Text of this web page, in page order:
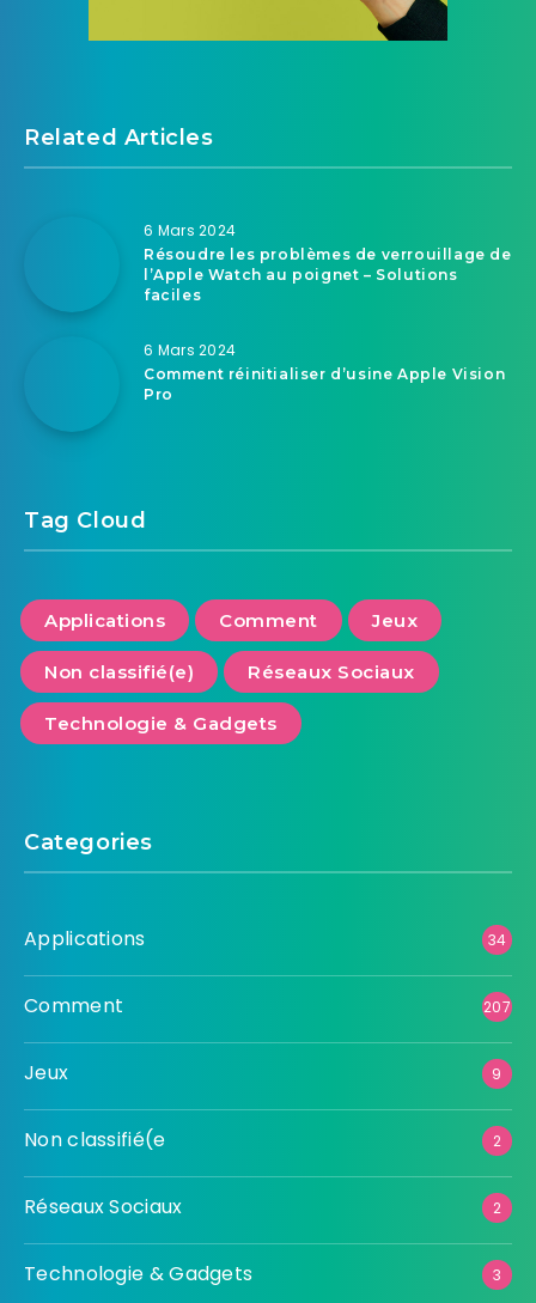
Related Articles
6 Mars 2024
Résoudre les problèmes de verrouillage de
l’Apple Watch au poignet – Solutions
faciles
6 Mars 2024
Comment réinitialiser d’usine Apple Vision
Pro
Tag Cloud
Applications Comment Jeux
Non classifié(e) Réseaux Sociaux
Technologie & Gadgets
Categories
Applications 34
Comment 207
Jeux 9
Non classifié(e 2
Réseaux Sociaux 2
Technologie & Gadgets 3